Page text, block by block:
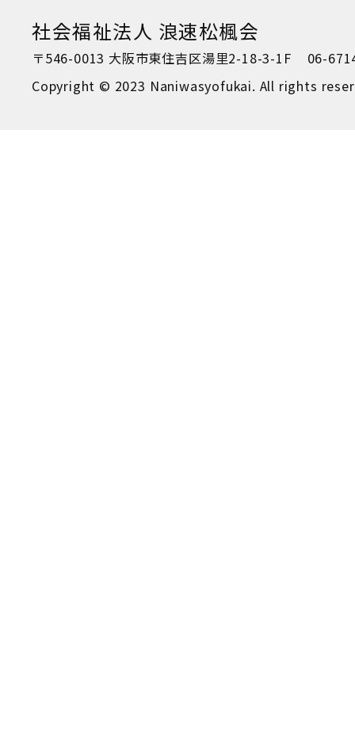
社会福祉法人 浪速松楓会
〒546-0013 大阪市東住吉区湯里2-18-3-1F
06-
Copyright © 2023 Naniwasyofukai. All rights